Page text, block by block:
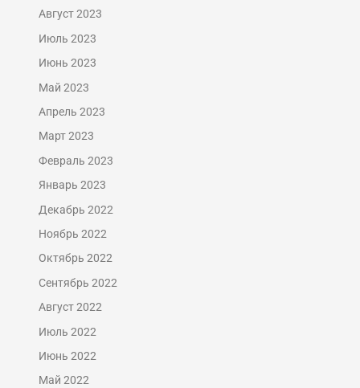
Август 2023
Июль 2023
Июнь 2023
Май 2023
Апрель 2023
Март 2023
Февраль 2023
Январь 2023
Декабрь 2022
Ноябрь 2022
Октябрь 2022
Сентябрь 2022
Август 2022
Июль 2022
Июнь 2022
Май 2022